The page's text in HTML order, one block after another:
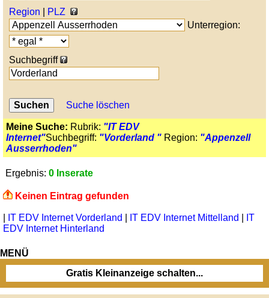
Region
PLZ
Unterregion:
Suchbegriff
Suche löschen
Meine Suche: Rubrik: "IT EDV
Internet"Suchbegriff: "Vorderland " Region: "Appenzell
Ausserrhoden"
Ergebnis: 0 Inserate
Keinen Eintrag gefunden
IT EDV Internet Vorderland IT EDV Internet Mittelland
IT
EDV Internet Hinterland
MENÜ
Gratis Kleinanzeige schalten...